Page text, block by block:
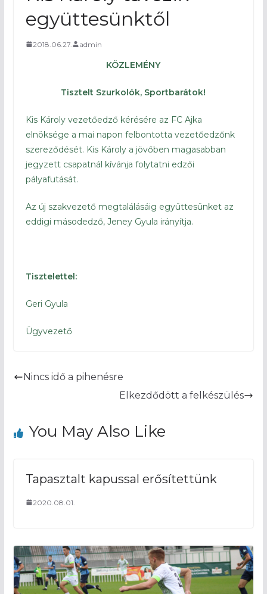
együttesünktől
2018.06.27. admin
KÖZLEMÉNY
Tisztelt Szurkolók, Sportbarátok!
Kis Károly vezetőedző kérésére az FC Ajka
elnöksége a mai napon felbontotta vezetőedzőnk
szereződését. Kis Károly a jövőben magasabban
jegyzett csapatnál kívánja folytatni edzői
pályafutását.
Az új szakvezető megtalálásáig együttesünket az
eddigi másodedző, Jeney Gyula irányítja.
Tisztelettel:
Geri Gyula
Ügyvezető
Nincs idő a pihenésre
Elkezdődött a felkészülés
You May Also Like
Tapasztalt kapussal erősítettünk
2020.08.01.